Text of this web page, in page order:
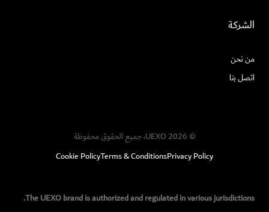
الشركة
من نحن
اتصل بنا
© UEXO 2026، جميع الحقوق محفوظة
Privacy Policy
Terms & Conditions
Cookie Policy
The UEXO brand is authorized and regulated in various jurisdictions.